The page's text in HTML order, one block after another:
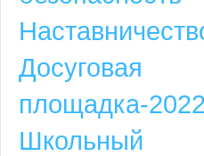
Досуговая
площадка-2022
Школьный